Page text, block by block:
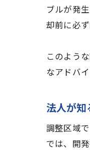
ブルが発
却前に必
このよう
なアドバ
法人が
調整区域
では、開